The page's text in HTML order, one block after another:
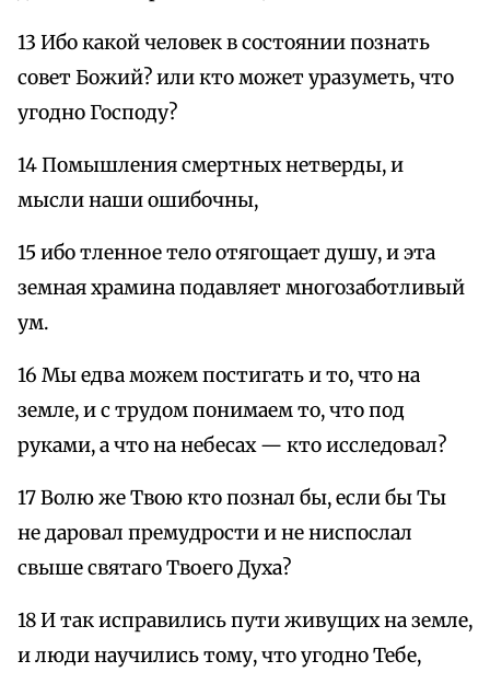
13 Ибо какой человек в состоянии познать
совет Божий? или кто может уразуметь, что
угодно Господу?
14 Помышления смертных нетверды, и
мысли наши ошибочны,
15 ибо тленное тело отягощает душу, и эта
земная храмина подавляет многозаботливый
ум.
16 Мы едва можем постигать и то, что на
земле, и с трудом понимаем то, что под
руками, а что на небесах — кто исследовал?
17 Волю же Твою кто познал бы, если бы Ты
не даровал премудрости и не ниспослал
свыше святаго Твоего Духа?
18 И так исправились пути живущих на земле,
и люди научились тому, что угодно Тебе,